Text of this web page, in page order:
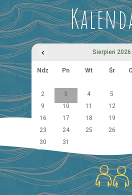
‹ Sierpień 2026
Ndz Pn Wt Śr
2
3 4 5
9
10 11 12
16
17 18 19
23
24 25 26
30
31